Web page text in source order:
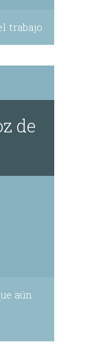
trabajo
de
aún